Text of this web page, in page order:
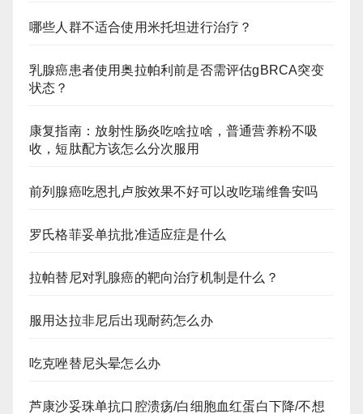
哪些人群不适合使用米托坦进行治疗？
乳腺癌患者使用奥拉帕利前是否需评估gBRCA突变
状态？
康复指南：放射性肠炎吃啥拉啥，普通营养粉不吸
收，短肽配方该怎么分次服用
前列腺癌吃恩扎卢胺效果不好可以改吃瑞维鲁安吗
罗氏格菲妥单抗批准适应症是什么
拉帕替尼对乳腺癌的靶向治疗机制是什么？
服用达拉非尼后出现耐药怎么办
吃克唑替尼头晕怎么办
芦康沙妥珠单抗口腔溃疡/白细胞血红蛋白下降/不想